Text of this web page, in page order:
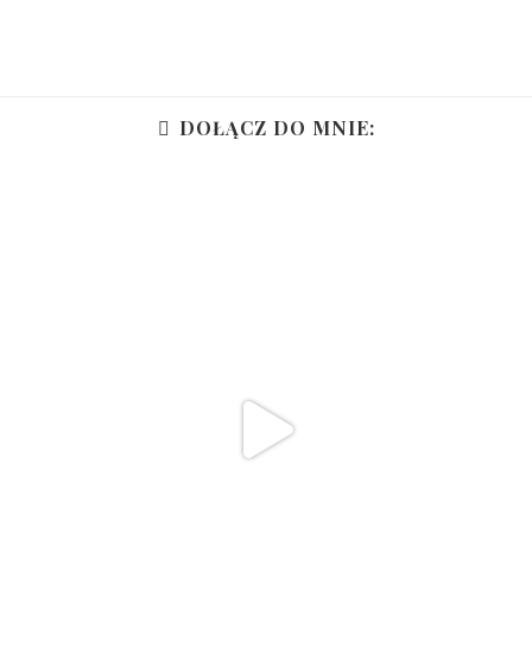
DOŁĄCZ DO MNIE: